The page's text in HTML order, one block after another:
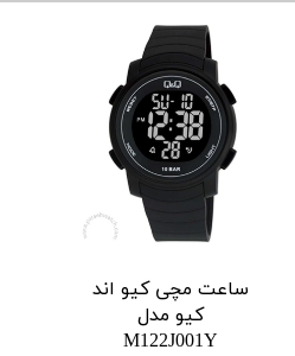
ساعت مچی کیو اند
کیو مدل
M122J001Y